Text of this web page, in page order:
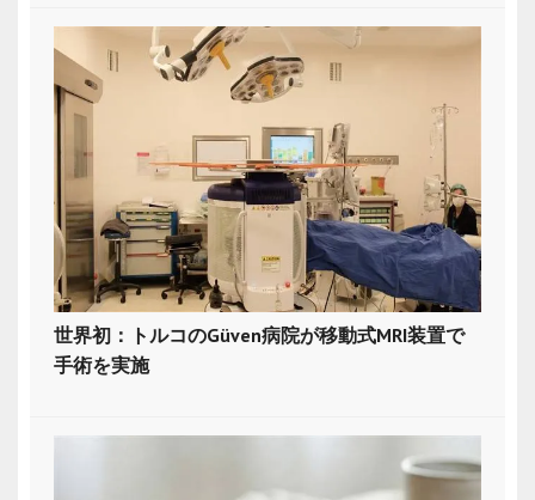
世界初：トルコのGüven病院が移動式MRI装置で
手術を実施